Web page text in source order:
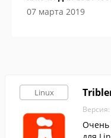
Internet Security до
07 марта 2019
Linux
Очень